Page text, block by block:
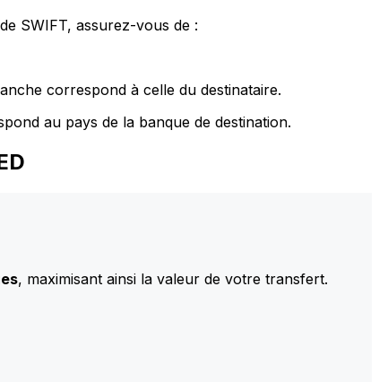
SWIFT, assurez-vous de :
correspond à celle du destinataire.
au pays de la banque de destination.
, maximisant ainsi la valeur de votre transfert.